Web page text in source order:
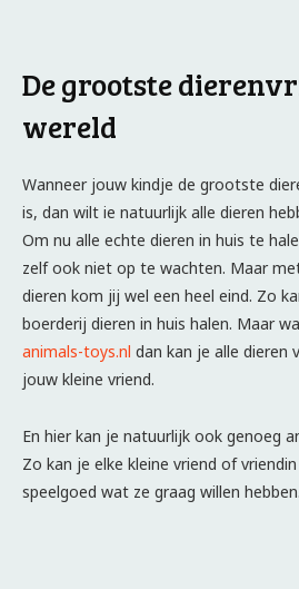
De grootste
wereld
Wanneer jouw kindje de grootste
is, dan wilt ie natuurlijk alle dieren
Om nu alle echte dieren in huis te
zelf ook niet op te wachten. Maar
dieren kom jij wel een heel eind. Zo
boerderij dieren in huis halen. Maar
animals-toys.nl dan kan je alle dieren
jouw kleine vriend.
En hier kan je natuurlijk ook genoeg
Zo kan je elke kleine vriend of
speelgoed wat ze graag willen hebben.